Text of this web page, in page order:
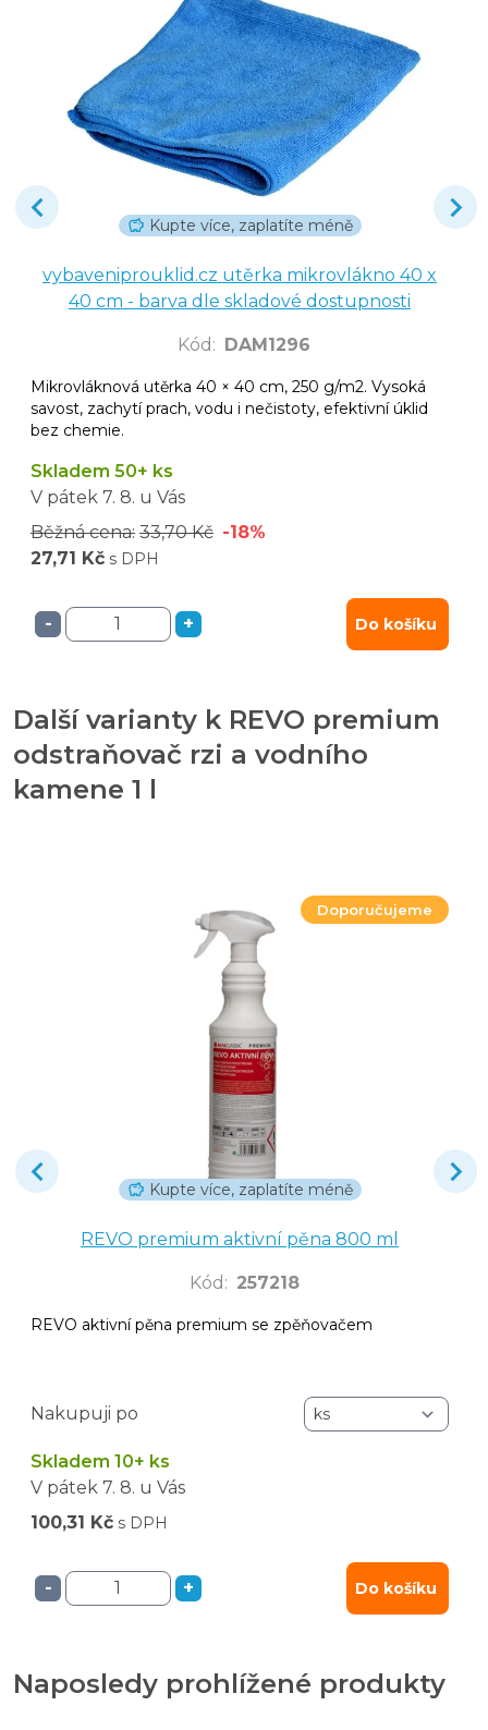
Kupte více, zaplatíte méně
vybaveniprouklid.cz utěrka mikrovlákno 40 x
40 cm - barva dle skladové dostupnosti
Kód : DAM1296
Mikrovláknová utěrka 40 × 40 cm, 250 g/m2. Vysoká
savost, zachytí prach, vodu i nečistoty, efektivní úklid
bez chemie.
Skladem 50+ ks
V pátek 7. 8. u Vás
Běžná cena: 33,70 Kč -18%
27,71 Kč s DPH
- + Do košíku
Další varianty k REVO premium
odstraňovač rzi a vodního
kamene 1 l
Doporučujeme
Kupte více, zaplatíte méně
REVO premium aktivní pěna 800 ml
Kód : 257218
REVO aktivní pěna premium se zpěňovačem
Nakupuji po
Skladem 10+ ks
V pátek 7. 8. u Vás
100,31 Kč s DPH
- + Do košíku
Naposledy prohlížené produkty